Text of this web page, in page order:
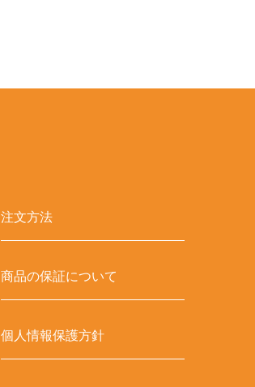
注文方法
商品の保証について
個人情報保護方針